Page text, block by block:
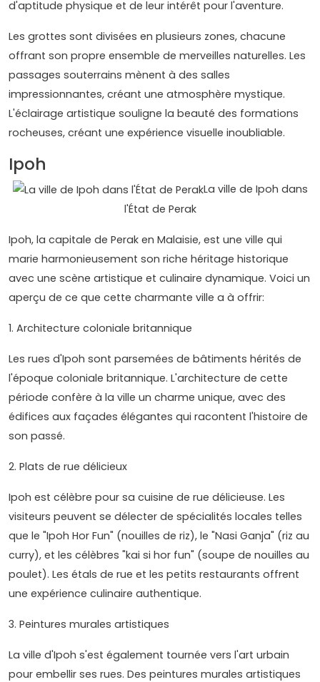
d'aptitude physique et de leur intérêt pour l'aventure.
Les grottes sont divisées en plusieurs zones, chacune
offrant son propre ensemble de merveilles naturelles. Les
passages souterrains mènent à des salles
impressionnantes, créant une atmosphère mystique.
L'éclairage artistique souligne la beauté des formations
rocheuses, créant une expérience visuelle inoubliable.
Ipoh
La ville de Ipoh dans
l'État de Perak
Ipoh, la capitale de Perak en Malaisie, est une ville qui
marie harmonieusement son riche héritage historique
avec une scène artistique et culinaire dynamique. Voici un
aperçu de ce que cette charmante ville a à offrir:
1. Architecture coloniale britannique
Les rues d'Ipoh sont parsemées de bâtiments hérités de
l'époque coloniale britannique. L'architecture de cette
période confère à la ville un charme unique, avec des
édifices aux façades élégantes qui racontent l'histoire de
son passé.
2. Plats de rue délicieux
Ipoh est célèbre pour sa cuisine de rue délicieuse. Les
visiteurs peuvent se délecter de spécialités locales telles
que le "Ipoh Hor Fun" (nouilles de riz), le "Nasi Ganja" (riz au
curry), et les célèbres "kai si hor fun" (soupe de nouilles au
poulet). Les étals de rue et les petits restaurants offrent
une expérience culinaire authentique.
3. Peintures murales artistiques
La ville d'Ipoh s'est également tournée vers l'art urbain
pour embellir ses rues. Des peintures murales artistiques